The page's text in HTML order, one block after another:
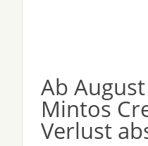
Ab
Mintos
Verlust